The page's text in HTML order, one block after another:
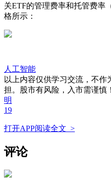
关ETF的管理费率和托管费率
格所示：
人工智能
以上内容仅供学习交流，不
担。股市有风险，入市需谨慎
明
19
打开APP阅读全文 >
评论